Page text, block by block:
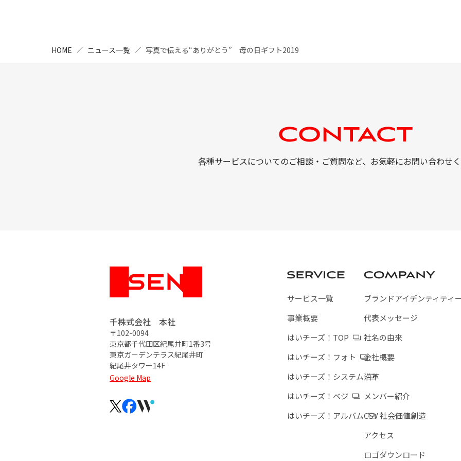
HOME ニュース一覧 写真で伝える“ありがとう” 母の日ギフト2019
各種サービスについてのご相談・ご質問など、 お気軽にお問い合わせ
千株式会社 本社
〒102-0094
東京都千代田区紀尾井町1番3号
東京ガーデンテラス紀尾井町
紀尾井タワー14F
Google Map
サービス一覧
事業概要
はいチーズ！TOP
はいチーズ！フォト
はいチーズ！システム
はいチーズ！ベジ
はいチーズ！アルバム
ブランドアイデンティティ
代表メッセージ
社名の由来
会社概要
沿革
メンバー紹介
CSV 社会価値創造
アクセス
ロゴダウンロード